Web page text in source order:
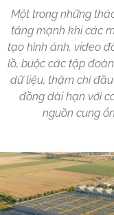
Một trong những
tăng mạnh khi các
tạo hình ảnh, video
lồ, buộc các tập
dữ liệu, thậm chí
đồng dài hạn với
nguồn cung